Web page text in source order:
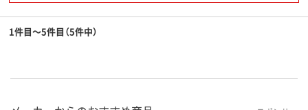
1件目～5件目（5件中）